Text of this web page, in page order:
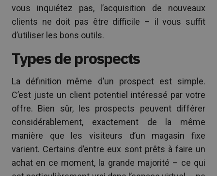
vous inquiétez pas, l’acquisition de nouveaux
clients ne doit pas être difficile – il vous suffit
d’utiliser les bons outils.
Types de prospects
La définition même d’un prospect est simple.
C’est juste un client potentiel intéressé par votre
offre. Bien sûr, les prospects peuvent différer
considérablement, exactement de la même
manière que les visiteurs d’un magasin fixe
varient. Certains d’entre eux sont prêts à faire un
achat en ce moment, la grande majorité – ce qui